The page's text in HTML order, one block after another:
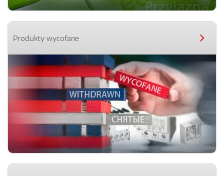
Produkty wycofane